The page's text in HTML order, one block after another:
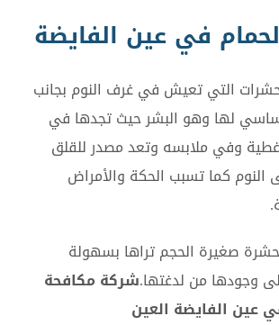
في عين الفايضة
التي تعيش في غرف النوم بجانب
لها وهو البشر حيث تجدها في
وفي ملابسه وتعد مصدر للقلق
النوم كما تسبب الحكة والأمراض
صغيرة الحجم تراها بسهولة
وجودها من لدغتها.شركة مكافحة
عين الفايضة العين